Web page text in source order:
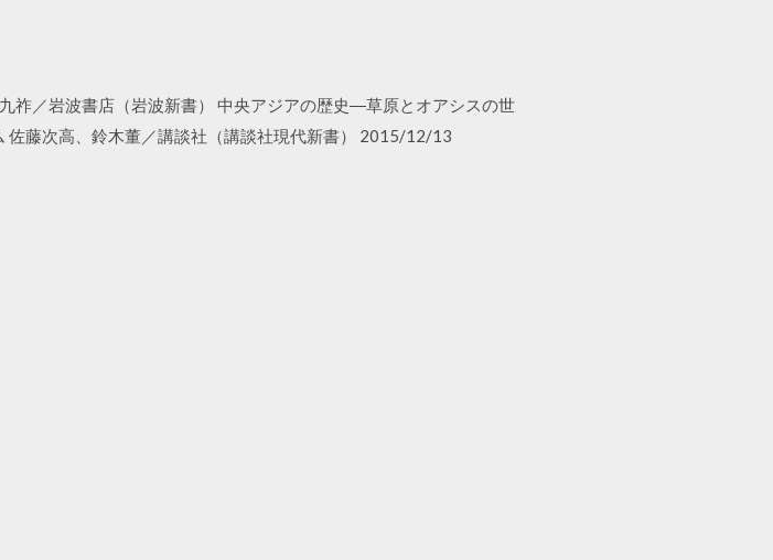
／岩波書店（岩波新書） 中央アジアの歴史―草原とオアシスの世
佐藤次高、鈴木董／講談社（講談社現代新書） 2015/12/13